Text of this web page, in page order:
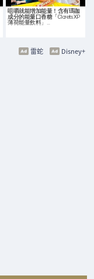
咀嚼就能增加能量！含有瑪咖
成分的能量口香糖「Clorets XP
薄荷能量飲料」…
Disney+
雷蛇